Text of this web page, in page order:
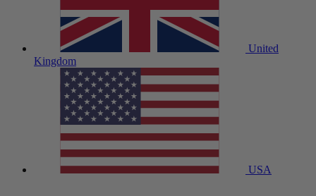
United
Kingdom
USA